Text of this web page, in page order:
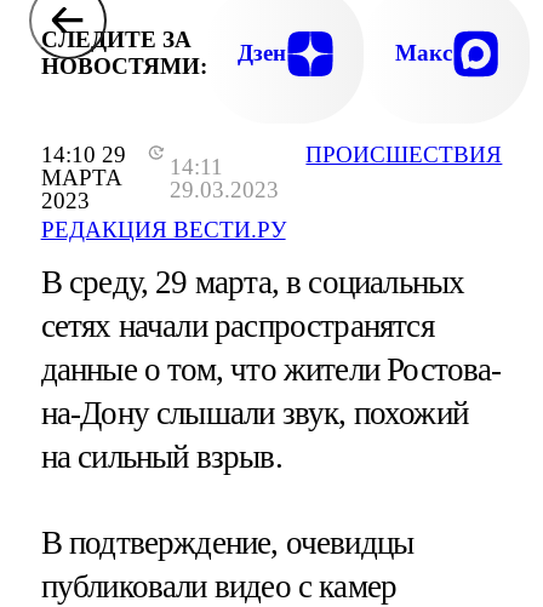
14:10 29
МАРТА
2023
14:11
29.03.2023
РЕДАКЦИЯ ВЕСТИ.РУ
ПРОИСШЕСТВИЯ
СЛЕДИТЕ ЗА
НОВОСТЯМИ:
Дзен Макс
В среду, 29 марта, в социальных
сетях начали распространятся
данные о том, что жители Ростова-
на-Дону слышали звук, похожий
на сильный взрыв.
В подтверждение, очевидцы
публиковали видео с камер